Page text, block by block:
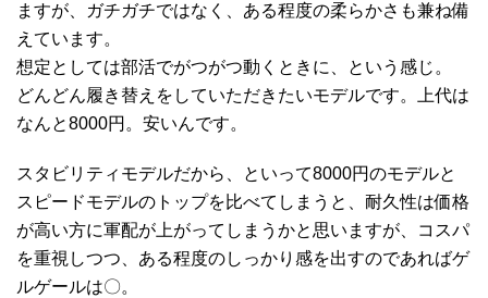
ますが、ガチガチではなく、ある程度の柔らかさも兼ね備
えています。
想定としては部活でがつがつ動くときに、という感じ。
どんどん履き替えをしていただきたいモデルです。上代は
なんと8000円。安いんです。
スタビリティモデルだから、といって8000円のモデルと
スピードモデルのトップを比べてしまうと、耐久性は価格
が高い方に軍配が上がってしまうかと思いますが、コスパ
を重視しつつ、ある程度のしっかり感を出すのであればゲ
ルゲールは〇。